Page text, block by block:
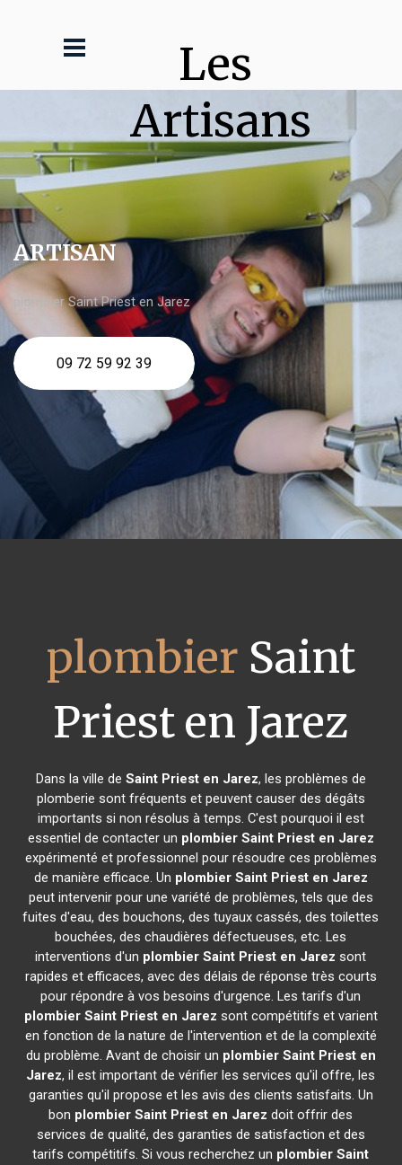
Les
Artisans
ARTISAN
plombier Saint Priest en Jarez
09 72 59 92 39
plombier Saint
Priest en Jarez
Dans la ville de Saint Priest en Jarez, les problèmes de
plomberie sont fréquents et peuvent causer des dégâts
importants si non résolus à temps. C'est pourquoi il est
essentiel de contacter un plombier Saint Priest en Jarez
expérimenté et professionnel pour résoudre ces problèmes
de manière efficace. Un plombier Saint Priest en Jarez
peut intervenir pour une variété de problèmes, tels que des
fuites d'eau, des bouchons, des tuyaux cassés, des toilettes
bouchées, des chaudières défectueuses, etc. Les
interventions d'un plombier Saint Priest en Jarez sont
rapides et efficaces, avec des délais de réponse très courts
pour répondre à vos besoins d'urgence. Les tarifs d'un
plombier Saint Priest en Jarez sont compétitifs et varient
en fonction de la nature de l'intervention et de la complexité
du problème. Avant de choisir un plombier Saint Priest en
Jarez, il est important de vérifier les services qu'il offre, les
garanties qu'il propose et les avis des clients satisfaits. Un
bon plombier Saint Priest en Jarez doit offrir des
services de qualité, des garanties de satisfaction et des
tarifs compétitifs. Si vous recherchez un plombier Saint